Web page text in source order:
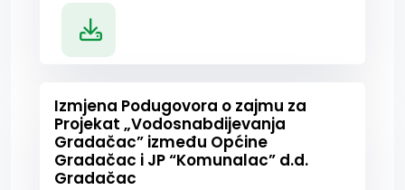
Izmjena Podugovora o zajmu za
Projekat „Vodosnabdijevanja
Gradačac” između Općine
Gradačac i JP “Komunalac” d.d.
Gradačac